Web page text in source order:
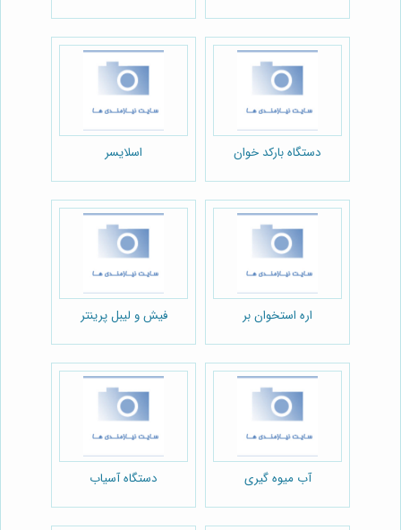
دستگاه بارکد خوان اسلایسر
اره استخوان بر فیش و لیبل پرینتر
آب میوه گیری دستگاه آسیاب